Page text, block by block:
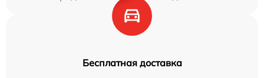
Бесплатная доставка